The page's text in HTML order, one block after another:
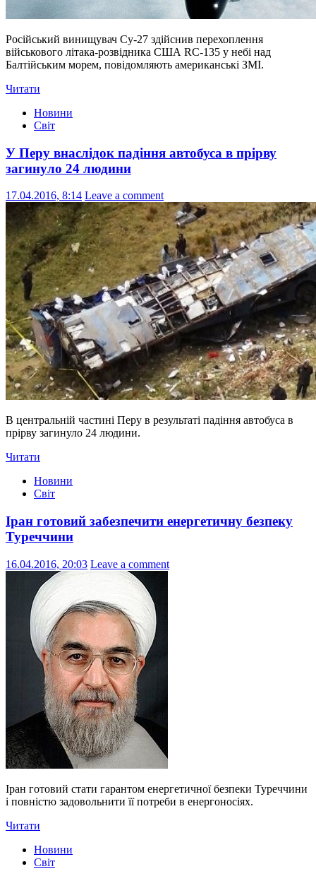
Російський винищувач Су-27 здійснив перехоплення
військового літака-розвідника США RC-135 у небі над
Балтійським морем, повідомляють американські ЗМІ.
Читати
Новини
Світ
У Перу внаслідок падіння автобуса в прірву
загинуло 24 людини
17.04.2016, 8:14 Leave a comment
В центральній частині Перу в результаті падіння автобуса в
прірву загинуло 24 людини.
Читати
Новини
Світ
Іран готовий забезпечити енергетичну безпеку
Туреччини
16.04.2016, 20:03 Leave a comment
Іран готовий стати гарантом енергетичної безпеки Туреччини
і повністю задовольнити її потреби в енергоносіях.
Читати
Новини
Світ